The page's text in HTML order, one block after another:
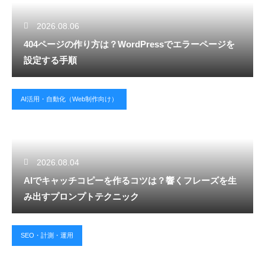
2026.08.06
404ページの作り方は？WordPressでエラーページを
設定する手順
AI活用・自動化（Web制作向け）
2026.08.04
AIでキャッチコピーを作るコツは？響くフレーズを生
み出すプロンプトテクニック
SEO・計測・運用